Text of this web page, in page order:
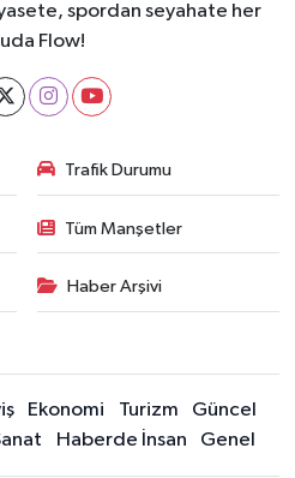
spordan seyahate her
Flow!
Trafik Durumu
Tüm Manşetler
Haber Arşivi
Ekonomi Turizm
Güncel
Haberde İnsan Genel